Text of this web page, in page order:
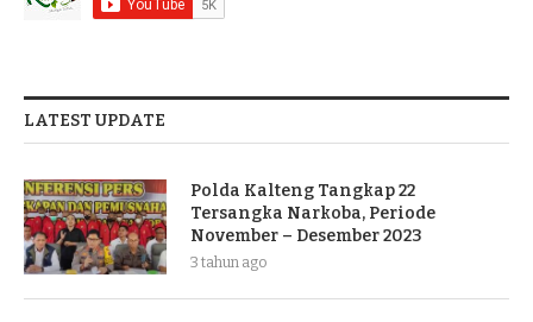
LATEST UPDATE
Polda Kalteng Tangkap 22
Tersangka Narkoba, Periode
November – Desember 2023
3 tahun ago